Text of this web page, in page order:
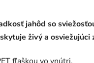
jahôd so
živý a osviežujúci